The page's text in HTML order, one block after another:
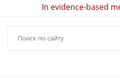
In evidence-based